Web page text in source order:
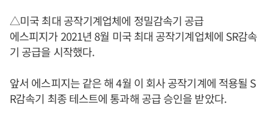
△미국 최대 공작기계업체에 정밀감속기 공급
에스피지가 2021년 8월 미국 최대 공작기계업체에 SR감속
기 공급을 시작했다.
앞서 에스피지는 같은 해 4월 이 회사 공작기계에 적용될 S
R감속기 최종 테스트에 통과해 공급 승인을 받았다.